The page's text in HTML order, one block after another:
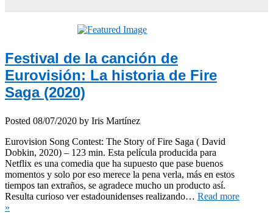
Festival de la canción de
Eurovisión: La historia de Fire
Saga (2020)
Posted 08/07/2020 by Iris Martínez
Eurovision Song Contest: The Story of Fire Saga ( David
Dobkin, 2020) – 123 min. Esta película producida para
Netflix es una comedia que ha supuesto que pase buenos
momentos y solo por eso merece la pena verla, más en estos
tiempos tan extraños, se agradece mucho un producto así.
Resulta curioso ver estadounidenses realizando… Read more
»